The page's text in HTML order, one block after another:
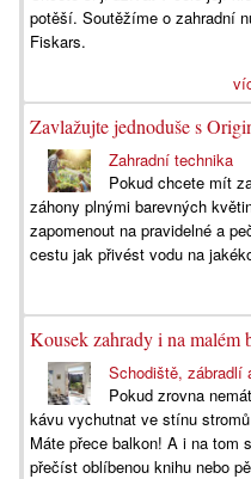
potěší. Soutěžíme o zahradní
Fiskars.
Zavlažujte jednoduše s
Zahradní technika
Pokud chcete mít
záhony plnými barevných
zapomenout na pravidelné a
cestu jak přivést vodu na
Kousek zahrady i na malém
Schodiště, zábradlí
Pokud zrovna
kávu vychutnat ve stínu
Máte přece balkon! A i na tom
přečíst oblíbenou knihu nebo